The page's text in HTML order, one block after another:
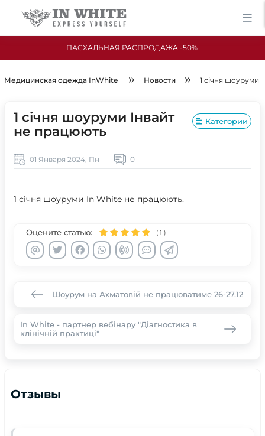
ПАСХАЛЬНАЯ РАСПРОДАЖА -50%
Медицинская одежда InWhite Новости 1 січня шоуруми
1 січня шоуруми Інвайт
не працюють
Категории
01 Января 2024, Пн 0
1 січня шоуруми In White не працюють.
Оцените статью: ( 1 )
Шоурум на Ахматовій не працюватиме 26-27.12
In White - партнер вебінару "Діагностика в
клінічній практиці"
Отзывы